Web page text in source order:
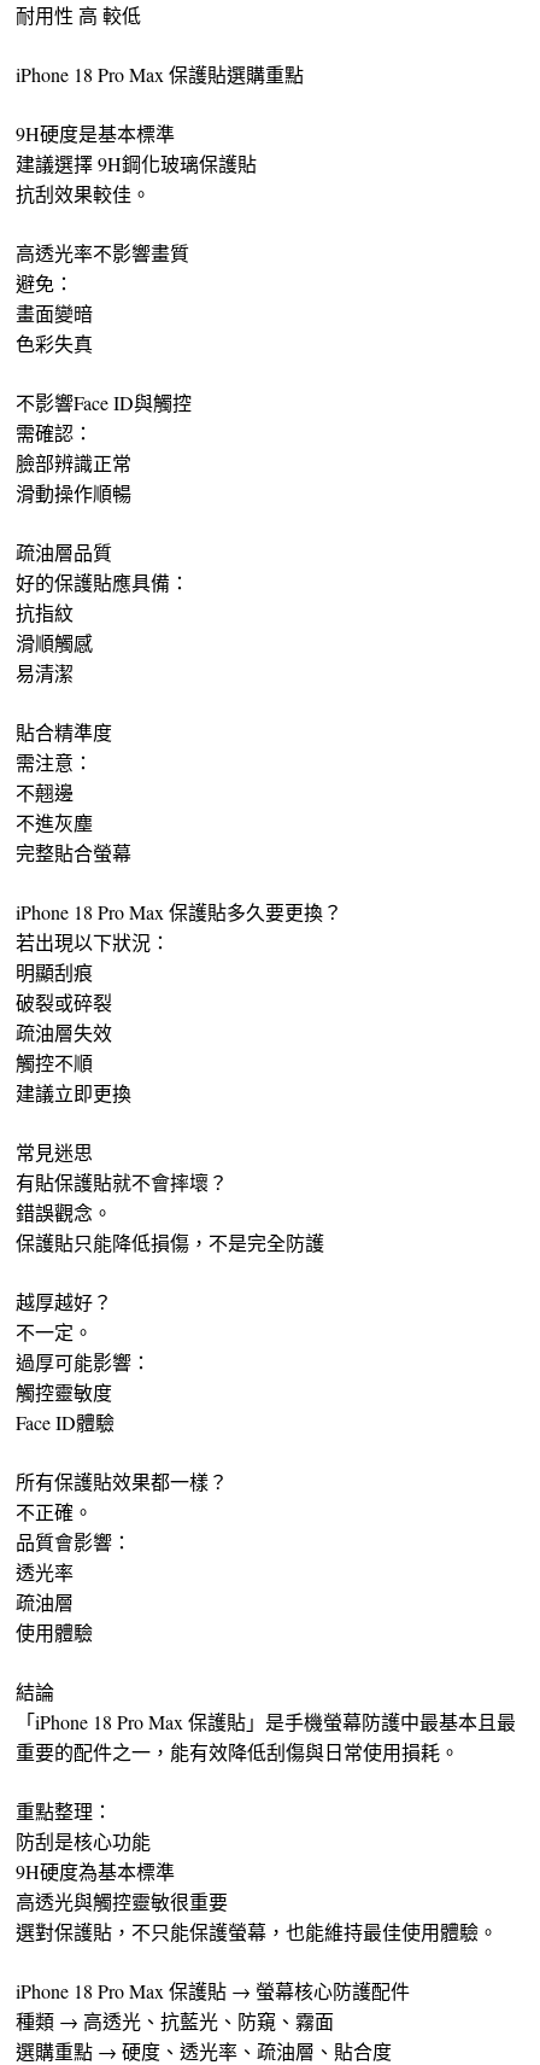
耐用性 高 較低
iPhone 18 Pro Max 保護貼選購重點
9H硬度是基本標準
建議選擇 9H鋼化玻璃保護貼
抗刮效果較佳。
高透光率不影響畫質
避免：
畫面變暗
色彩失真
不影響Face ID與觸控
需確認：
臉部辨識正常
滑動操作順暢
疏油層品質
好的保護貼應具備：
抗指紋
滑順觸感
易清潔
貼合精準度
需注意：
不翹邊
不進灰塵
完整貼合螢幕
iPhone 18 Pro Max 保護貼多久要更換？
若出現以下狀況：
明顯刮痕
破裂或碎裂
疏油層失效
觸控不順
建議立即更換
常見迷思
有貼保護貼就不會摔壞？
錯誤觀念。
保護貼只能降低損傷，不是完全防護
越厚越好？
不一定。
過厚可能影響：
觸控靈敏度
Face ID體驗
所有保護貼效果都一樣？
不正確。
品質會影響：
透光率
疏油層
使用體驗
結論
「iPhone 18 Pro Max 保護貼」是手機螢幕防護中最基本且最
重要的配件之一，能有效降低刮傷與日常使用損耗。
重點整理：
防刮是核心功能
9H硬度為基本標準
高透光與觸控靈敏很重要
選對保護貼，不只能保護螢幕，也能維持最佳使用體驗。
iPhone 18 Pro Max 保護貼 → 螢幕核心防護配件
種類 → 高透光、抗藍光、防窺、霧面
選購重點 → 硬度、透光率、疏油層、貼合度